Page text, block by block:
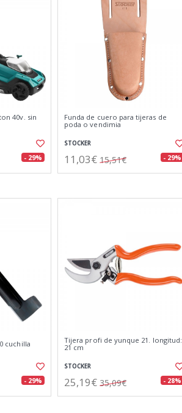
40v. sin
- 29%
Funda de cuero para tijeras de
poda o vendimia
STOCKER
11,03€ 15,51€ - 29%
cuchilla
- 29%
Tijera profi de yunque 21. longitud:
21 cm
STOCKER
25,19€ 35,09€ - 28%